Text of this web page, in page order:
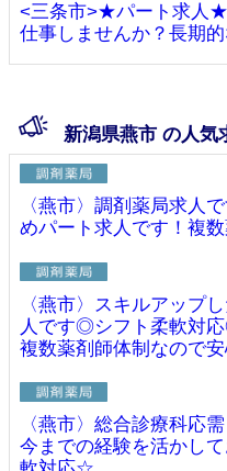
<三条市>★パート求人★
仕事しませんか？長期
新潟県燕市 の人気
〈燕市〉調剤薬局求人
めパート求人です！複
〈燕市〉スキルアップ
人です◎シフト柔軟対
複数薬剤師体制なので安
〈燕市〉総合診療科応
今までの経験を活かし